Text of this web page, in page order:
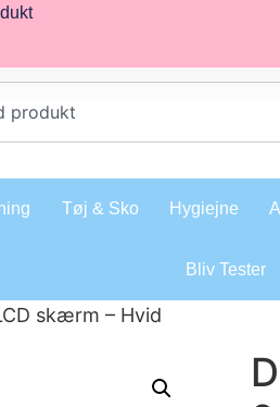
Tøj & Sko Hygiejne
Bliv Tester
skærm – Hvid